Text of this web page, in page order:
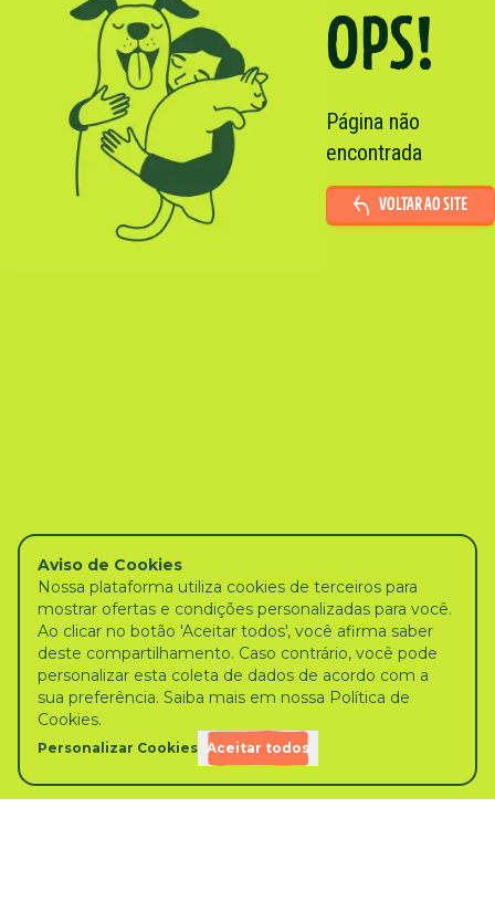
OPS!
Página não
encontrada
VOLTAR AO SITE
Aviso de Cookies
Nossa plataforma utiliza cookies de terceiros para
mostrar ofertas e condições personalizadas para você.
Ao clicar no botão 'Aceitar todos', você afirma saber
deste compartilhamento. Caso contrário, você pode
personalizar esta coleta de dados de acordo com a
sua preferência. Saiba mais em nossa Política de
Cookies.
Personalizar Cookies Aceitar todos